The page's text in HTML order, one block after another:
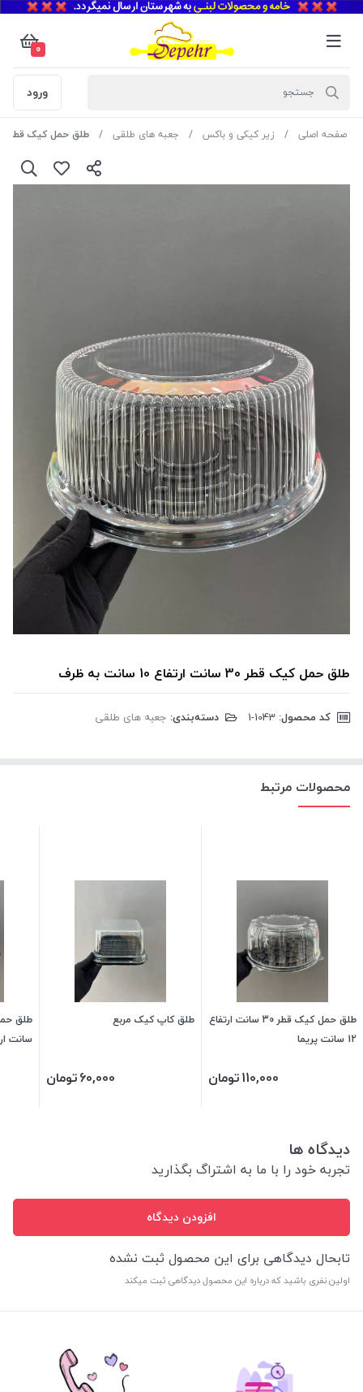
0
ورود
صفحه اصلی زیر کیکی و باکس جعبه های طلقی طلق حمل کیک قطر 30 سانت ارتفاع 10 سانت به ظرف
طلق حمل کیک قطر 30 سانت ارتفاع 10 سانت به ظرف
کد محصول: دسته‌بندی: جعبه های طلقی
محصولات مرتبط
طلق حمل کیک قطر 30 سانت ارتفاع
12 سانت پریما
110,000تومان
طلق کاپ کیک مربع
60,000تومان
سانت
دیدگاه ها
تجربه خود را با ما به اشتراگ بگذارید
افزودن دیدگاه
تابحال دیدگاهی برای این محصول ثبت نشده
اولین نفری باشید که درباره این محصول دیدگاهی ثبت میکند